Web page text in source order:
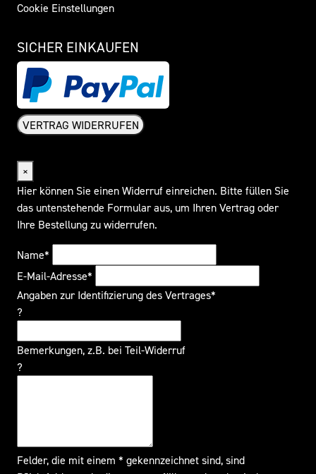
Cookie Einstellungen
SICHER EINKAUFEN
VERTRAG WIDERRUFEN
×
Hier können Sie einen Widerruf einreichen. Bitte füllen Sie
das untenstehende Formular aus, um Ihren Vertrag oder
Ihre Bestellung zu widerrufen.
Name*
E-Mail-Adresse*
Angaben zur Identifizierung des Vertrages*
?
Bemerkungen, z.B. bei Teil-Widerruf
?
Felder, die mit einem * gekennzeichnet sind, sind